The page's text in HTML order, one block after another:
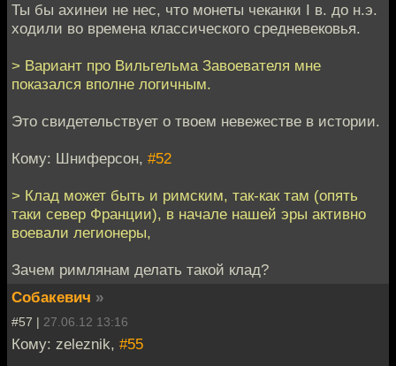
Ты бы ахинеи не нес, что монеты чеканки I в. до н.э.
ходили во времена классического средневековья.
> Вариант про Вильгельма Завоевателя мне
показался вполне логичным.
Это свидетельствует о твоем невежестве в истории.
Кому: Шниферсон, #52
> Клад может быть и римским, так-как там (опять
таки север Франции), в начале нашей эры активно
воевали легионеры,
Зачем римлянам делать такой клад?
Собакевич »
#57 | 27.06.12 13:16
Кому: zeleznik, #55